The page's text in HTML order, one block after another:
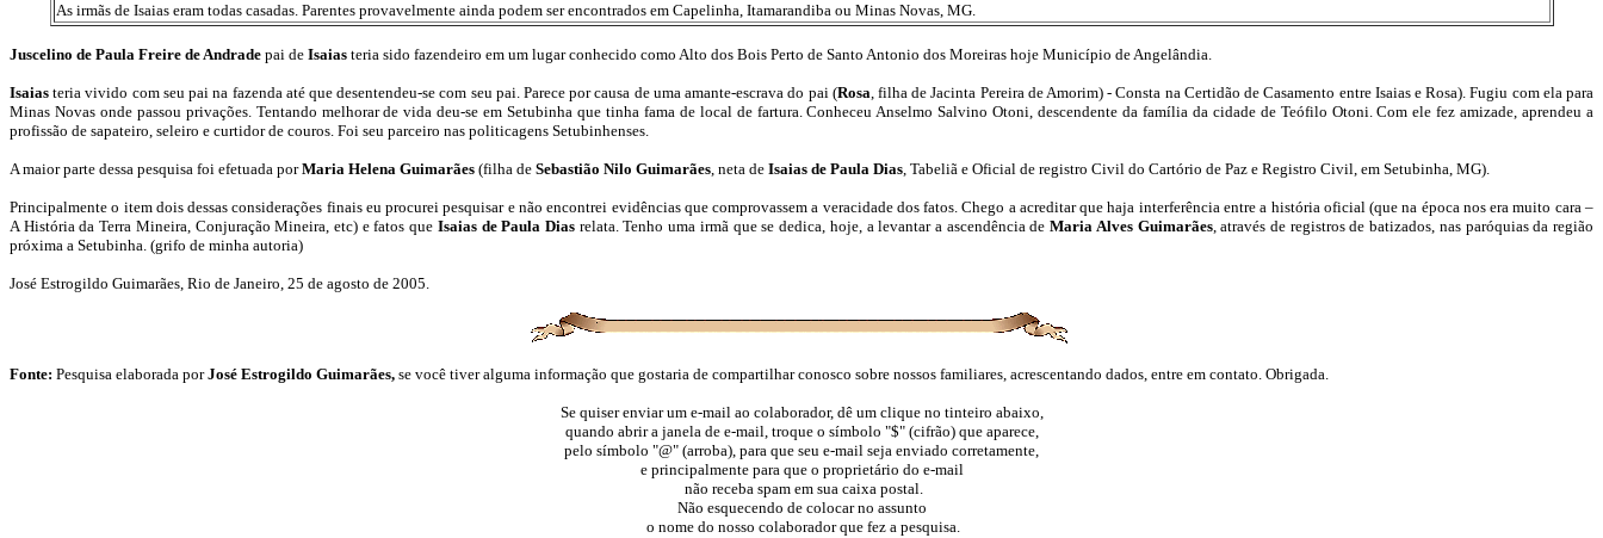
As irmãs de Isaias eram todas casadas. Parentes provavelmente ainda podem ser encontrados em Capelinha, Itamarandiba ou Minas Novas, MG.
Juscelino de Paula Freire de Andrade pai de Isaias teria sido fazendeiro em um lugar conhecido como Alto dos Bois Perto de Santo Antonio dos Moreiras hoje Município de Angelândia.
Isaias teria vivido com seu pai na fazenda até que desentendeu-se com seu pai. Parece por causa de uma amante-escrava do pai (Rosa, filha de Jacinta Pereira de Amorim) - Consta na Certidão de Casamento entre Isaias e Rosa). Fugiu com ela para
Minas Novas onde passou privações. Tentando melhorar de vida deu-se em Setubinha que tinha fama de local de fartura. Conheceu Anselmo Salvino Otoni, descendente da família da cidade de Teófilo Otoni. Com ele fez amizade, aprendeu a
profissão de sapateiro, seleiro e curtidor de couros. Foi seu parceiro nas politicagens Setubinhenses.
A maior parte dessa pesquisa foi efetuada porMaria Helena Guimarães (filha de Sebastião Nilo Guimarães, neta de Isaias de Paula Dias, Tabeliã e Oficial de registro Civil do Cartório de Paz e Registro Civil, em Setubinha, MG).
Principalmente o item dois dessas considerações finais eu procurei pesquisar e não encontrei evidências que comprovassem a veracidade dos fatos. Chego a acreditar que haja interferência entre a história oficial (que na época nos era muito cara –
A História da Terra Mineira, Conjuração Mineira, etc) e fatos que Isaias de Paula Dias relata. Tenho uma irmã que se dedica, hoje, a levantar a ascendência deMaria Alves Guimarães, através de registros de batizados, nas paróquias da região
próxima a Setubinha. (grifo de minha autoria)
José Estrogildo Guimarães, Rio de Janeiro, 25 de agosto de 2005.
Fonte: Pesquisa elaborada porJosé Estrogildo Guimarães, se você tiver alguma informação que gostaria de compartilhar conosco sobre nossos familiares, acrescentando dados, entre em contato. Obrigada.
Se quiser enviar um e-mail ao colaborador, dê um clique no tinteiro abaixo,
quando abrir a janela de e-mail, troque o símbolo "$" (cifrão) que aparece,
pelo símbolo "@" (arroba), para que seu e-mail seja enviado corretamente,
e principalmente para que o proprietário do e-mail
não receba spam em sua caixa postal.
Não esquecendo de colocar no assunto
o nome do nosso colaborador que fez a pesquisa.